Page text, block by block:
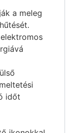
a meleg
időt